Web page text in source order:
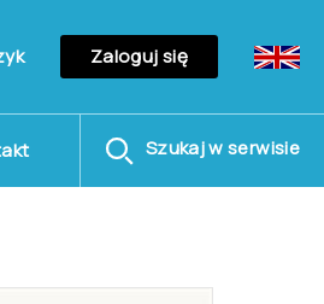
Zaloguj się
Szukaj w serwisie